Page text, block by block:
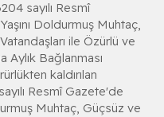
sayılı Resmî
Doldurmuş Muhtaç,
ile Özürlü ve
Aylık Bağlanması
kaldırılan
Resmî Gazete'de
Muhtaç, Güçsüz ve